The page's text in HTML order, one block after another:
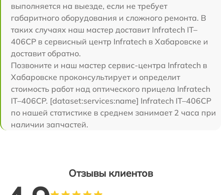
выполняется на выезде, если не требует
габаритного оборудования и сложного ремонта. В
таких случаях наш мастер доставит Infratech IT–
406СP в сервисный центр Infratech в Хабаровске и
доставит обратно.
Позвоните и наш мастер сервис-центра Infratech в
Хабаровске проконсультирует и определит
стоимость работ над оптического прицела Infratech
IT–406СP. [dataset:services:name] Infratech IT–406СP
по нашей статистике в среднем занимает 2 часа при
наличии запчастей.
Отзывы клиентов